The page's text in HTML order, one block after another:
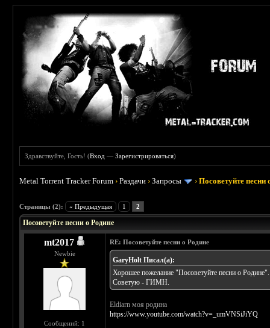
Здравствуйте, Гость! (Вход —Зарегистрироваться)
Metal Torrent Tracker Forum ›Раздачи ›Запросы ›Посоветуйте песни
Страницы (2): « Предыдущая 1 2
Посоветуйте песни о Родине
mt2017
Newbie
Сообщений: 1
RE: Посоветуйте песни о Родине
GaryHolt Писал(а):
Хорошее пожелание "Посоветуйте песни о Родине".
Советую - ГИМН.
Eldiarn моя родина
https://www.youtube.com/watch?v=_umVNSiJiYQ